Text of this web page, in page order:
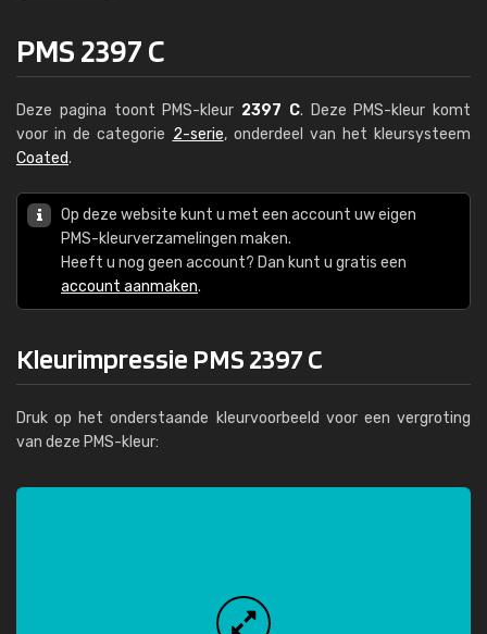
PMS 2397 C
Deze pagina toont PMS-kleur 2397 C. Deze PMS-kleur komt
voor in de categorie 2-serie, onderdeel van het kleursysteem
Coated.
Op deze website kunt u met een account uw eigen
PMS-kleurverzamelingen maken.
Heeft u nog geen account? Dan kunt u gratis een
account aanmaken.
Kleurimpressie PMS 2397 C
Druk op het onderstaande kleurvoorbeeld voor een vergroting
van deze PMS-kleur: